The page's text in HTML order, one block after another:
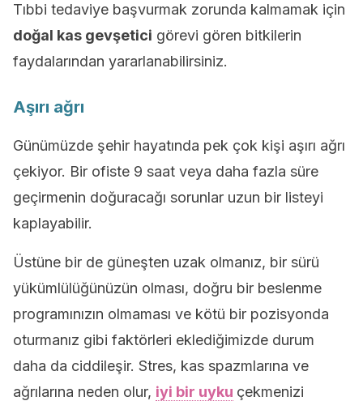
Tıbbi tedaviye başvurmak zorunda kalmamak için
doğal kas gevşetici görevi gören bitkilerin
faydalarından yararlanabilirsiniz.
Aşırı ağrı
Günümüzde şehir hayatında pek çok kişi aşırı ağrı
çekiyor. Bir ofiste 9 saat veya daha fazla süre
geçirmenin doğuracağı sorunlar uzun bir listeyi
kaplayabilir.
Üstüne bir de güneşten uzak olmanız, bir sürü
yükümlülüğünüzün olması, doğru bir beslenme
programınızın olmaması ve kötü bir pozisyonda
oturmanız gibi faktörleri eklediğimizde durum
daha da ciddileşir. Stres, kas spazmlarına ve
ağrılarına neden olur, iyi bir uyku çekmenizi